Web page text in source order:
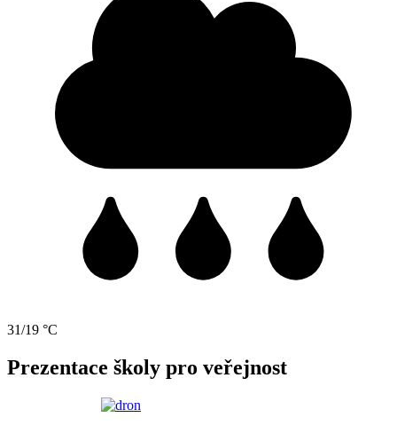
31/19 °C
Prezentace školy pro veřejnost